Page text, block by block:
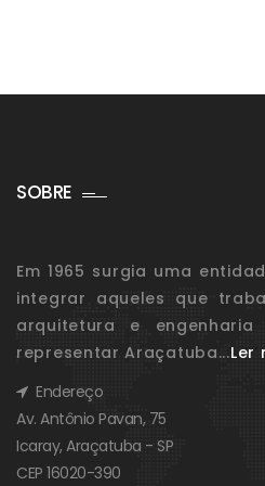
SOBRE
Em 1965 surgia uma
integrar aqueles que
arquitetura e
representar Araçatuba...Ler
Endereço
Av. Antônio Pavan, 75
Icaray, Araçatuba - SP
CEP 16020-390